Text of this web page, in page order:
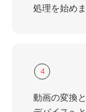
処理を始めま
4
動画の変換